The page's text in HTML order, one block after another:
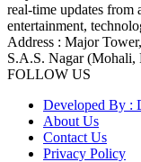
real-time updates
entertainment,
Address : Major
S.A.S. Nagar (Mohali,
FOLLOW US
Developed By :
About Us
Contact Us
Privacy Policy